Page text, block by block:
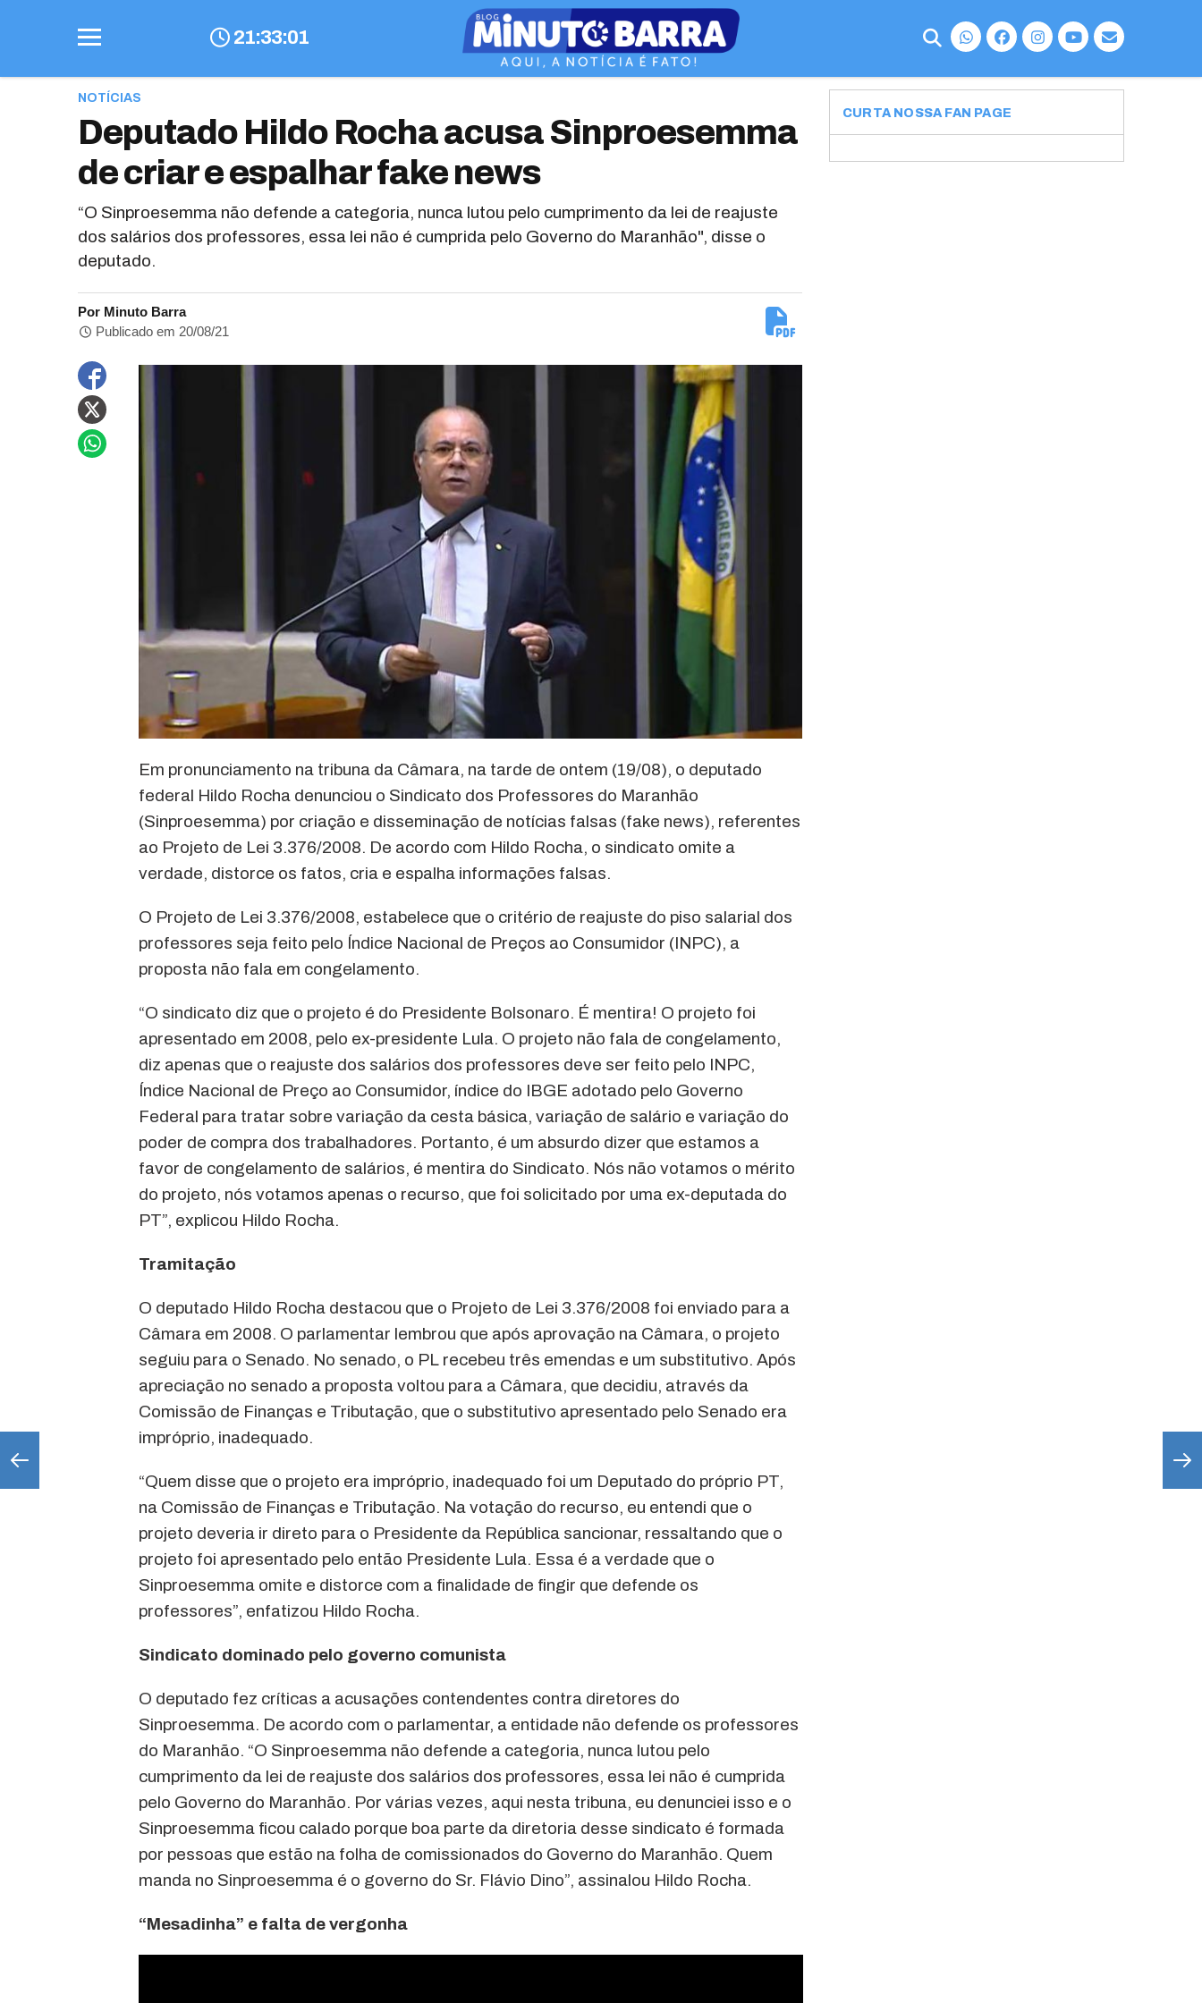
21:33:02
NOTÍCIAS
Deputado Hildo Rocha acusa Sinproesemma
de criar e espalhar fake news
“O Sinproesemma não defende a categoria, nunca lutou pelo cumprimento da lei de reajuste
dos salários dos professores, essa lei não é cumprida pelo Governo do Maranhão", disse o
deputado.
Por Minuto Barra
Publicado em 20/08/21
Em pronunciamento na tribuna da Câmara, na tarde de ontem (19/08), o deputado
federal Hildo Rocha denunciou o Sindicato dos Professores do Maranhão
(Sinproesemma) por criação e disseminação de notícias falsas (fake news), referentes
ao Projeto de Lei 3.376/2008. De acordo com Hildo Rocha, o sindicato omite a
verdade, distorce os fatos, cria e espalha informações falsas.
O Projeto de Lei 3.376/2008, estabelece que o critério de reajuste do piso salarial dos
professores seja feito pelo Índice Nacional de Preços ao Consumidor (INPC), a
proposta não fala em congelamento.
“O sindicato diz que o projeto é do Presidente Bolsonaro. É mentira! O projeto foi
apresentado em 2008, pelo ex-presidente Lula. O projeto não fala de congelamento,
diz apenas que o reajuste dos salários dos professores deve ser feito pelo INPC,
Índice Nacional de Preço ao Consumidor, índice do IBGE adotado pelo Governo
Federal para tratar sobre variação da cesta básica, variação de salário e variação do
poder de compra dos trabalhadores. Portanto, é um absurdo dizer que estamos a
favor de congelamento de salários, é mentira do Sindicato. Nós não votamos o mérito
do projeto, nós votamos apenas o recurso, que foi solicitado por uma ex-deputada do
PT”, explicou Hildo Rocha.
Tramitação
O deputado Hildo Rocha destacou que o Projeto de Lei 3.376/2008 foi enviado para a
Câmara em 2008. O parlamentar lembrou que após aprovação na Câmara, o projeto
seguiu para o Senado. No senado, o PL recebeu três emendas e um substitutivo. Após
apreciação no senado a proposta voltou para a Câmara, que decidiu, através da
Comissão de Finanças e Tributação, que o substitutivo apresentado pelo Senado era
impróprio, inadequado.
“Quem disse que o projeto era impróprio, inadequado foi um Deputado do próprio PT,
na Comissão de Finanças e Tributação. Na votação do recurso, eu entendi que o
projeto deveria ir direto para o Presidente da República sancionar, ressaltando que o
projeto foi apresentado pelo então Presidente Lula. Essa é a verdade que o
Sinproesemma omite e distorce com a finalidade de fingir que defende os
professores”, enfatizou Hildo Rocha.
Sindicato dominado pelo governo comunista
O deputado fez críticas a acusações contendentes contra diretores do
Sinproesemma. De acordo com o parlamentar, a entidade não defende os professores
do Maranhão. “O Sinproesemma não defende a categoria, nunca lutou pelo
cumprimento da lei de reajuste dos salários dos professores, essa lei não é cumprida
pelo Governo do Maranhão. Por várias vezes, aqui nesta tribuna, eu denunciei isso e o
Sinproesemma ficou calado porque boa parte da diretoria desse sindicato é formada
por pessoas que estão na folha de comissionados do Governo do Maranhão. Quem
manda no Sinproesemma é o governo do Sr. Flávio Dino”, assinalou Hildo Rocha.
“Mesadinha” e falta de vergonha
CURTA NOSSA FAN PAGE